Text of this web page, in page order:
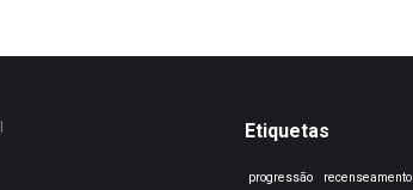
Etiquetas
progressão recenseamento